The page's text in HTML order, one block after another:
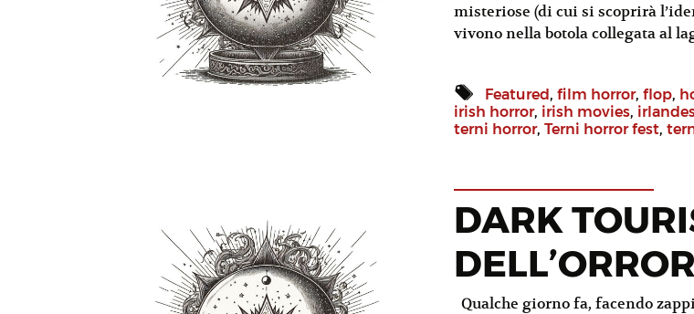
misteriose (di cui si scoprirà
vivono nella botola collegata al
Featured, film horror, flop,
irish horror, irish movies,
terni horror, Terni horror fest,
DARK
Qualche giorno fa, facendo